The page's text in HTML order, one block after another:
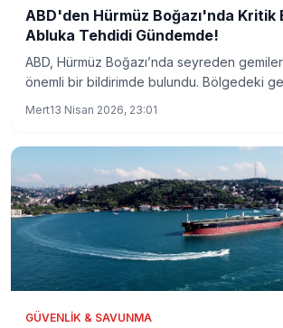
ABD'den Hürmüz Boğazı'nda Kritik
Abluka Tehdidi Gündemde!
ABD, Hürmüz Boğazı’nda seyreden
önemli bir bildirimde bulundu. Bölgedeki
Mert13 Nisan 2026, 23:01
GÜVENLIK & SAVUNMA